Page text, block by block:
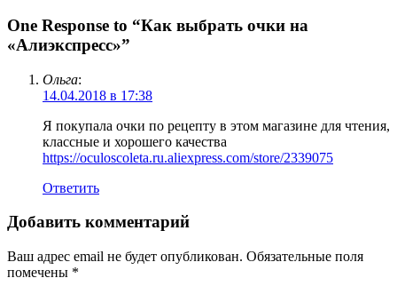
One Response to “Как выбрать очки на
«Алиэкспресс»”
Ольга:
14.04.2018 в 17:38
Я покупала очки по рецепту в этом магазине для чтения,
классные и хорошего качества
https://oculoscoleta.ru.aliexpress.com/store/2339075
Ответить
Добавить комментарий
Ваш адрес email не будет опубликован. Обязательные поля
помечены *